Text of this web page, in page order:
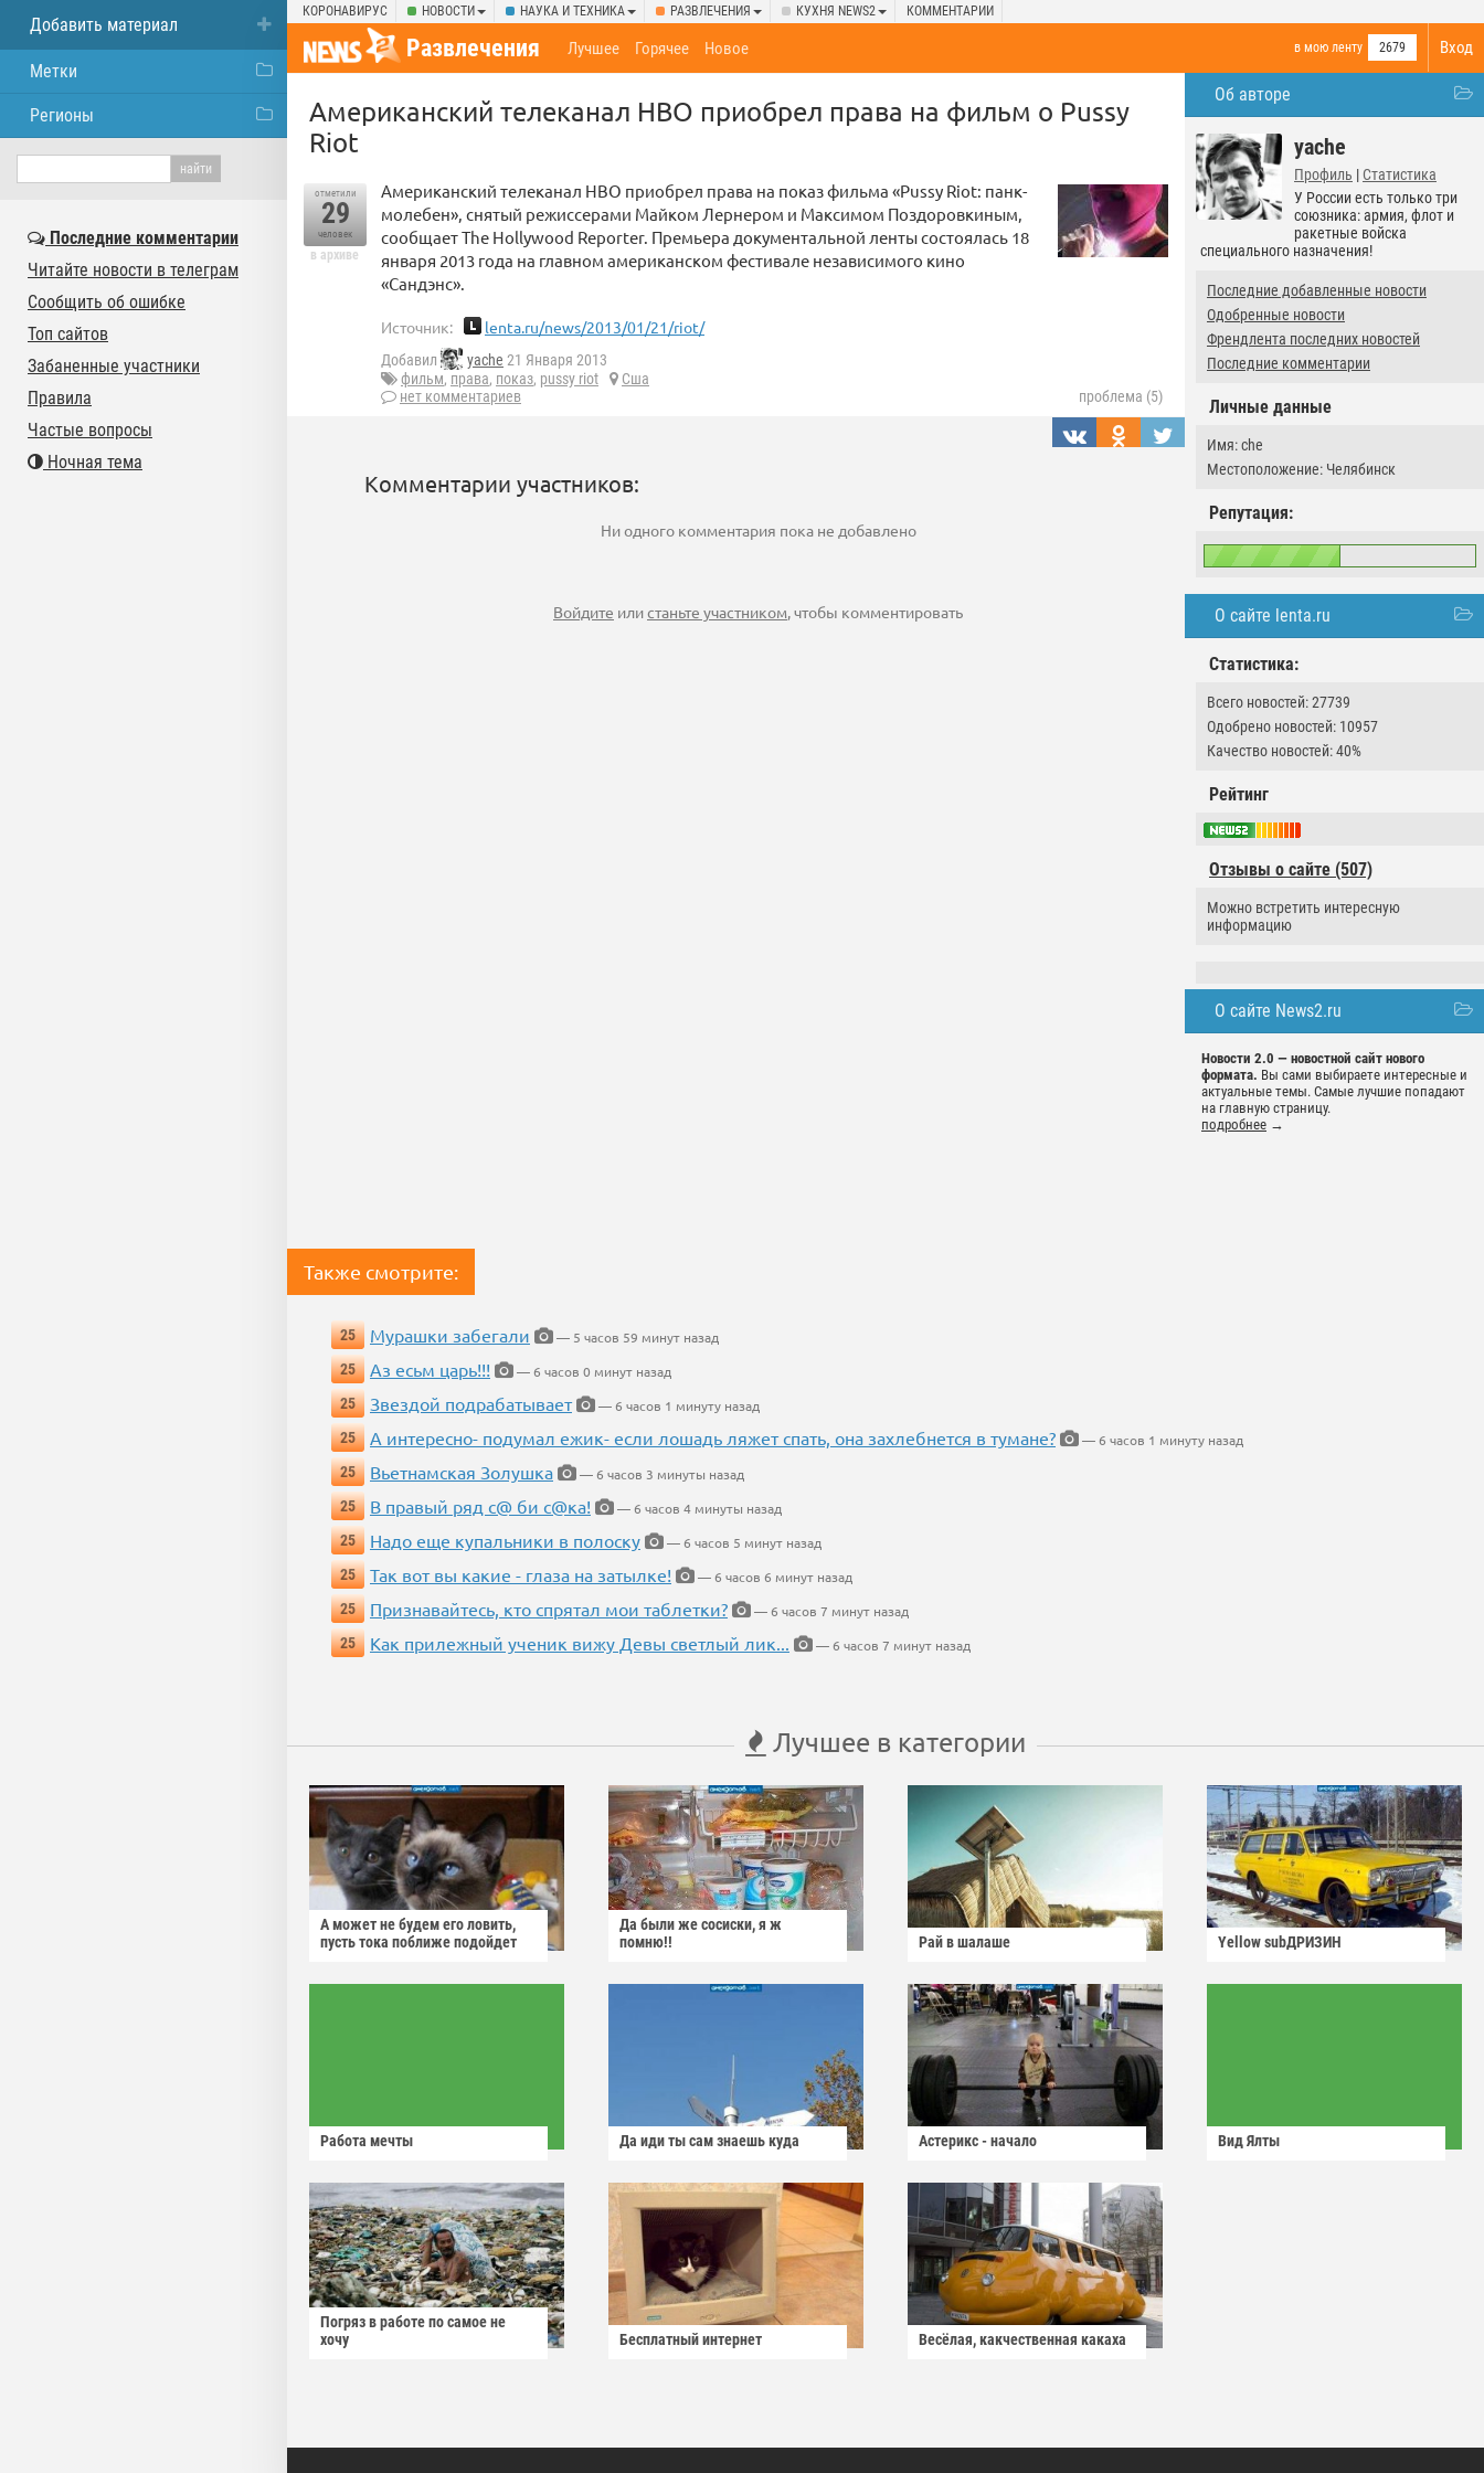
КОРОНАВИРУС НОВОСТИ НАУКА И ТЕХНИКА РАЗВЛЕЧЕНИЯ КУХНЯ NEWS2 КОММЕНТАРИИ
Вход
Развлечения в мою ленту 2679
Лучшее Горячее Новое
Об авторе
yache
Профиль | Статистика
У России есть только три
союзника: армия, флот и
ракетные войска
специального назначения!
Последние добавленные новости
Одобренные новости
Френдлента последних новостей
Последние комментарии
Личные данные
Имя: che
Местоположение: Челябинск
Репутация:
О сайте lenta.ru
Статистика:
Всего новостей: 27739
Одобрено новостей: 10957
Качество новостей: 40%
Рейтинг
Отзывы о сайте (507)
Можно встретить интересную
информацию
О сайте News2.ru
Новости 2.0 — новостной сайт нового
формата. Вы сами выбираете интересные и
актуальные темы. Самые лучшие попадают
на главную страницу.
подробнее →
Американский телеканал HBO приобрел права на фильм о Pussy
Riot
отметили
29
человек
в архиве
Американский телеканал HBO приобрел права на показ фильма «Pussy Riot: панк-
молебен», снятый режиссерами Майком Лернером и Максимом Поздоровкиным,
сообщает The Hollywood Reporter. Премьера документальной ленты состоялась 18
января 2013 года на главном американском фестивале независимого кино
«Сандэнс».
Источник: lenta.ru/news/2013/01/21/riot/
Добавил yache 21 Января 2013
фильм, права, показ, pussy riot
Сша
нет комментариев
проблема (5)
Комментарии участников:
Ни одного комментария пока не добавлено
Войдите илистаньте участником, чтобы комментировать
Также смотрите:
25 Мурашки забегали
— 5 часов 59 минут назад
25
Аз есьм царь!!!
— 6 часов 0 минут назад
25
Звездой подрабатывает
— 6 часов 1 минуту назад
25
А интересно- подумал ежик- если лошадь ляжет спать, она захлебнется в тумане?
— 6 часов 1 минуту назад
25
Вьетнамская Золушка
— 6 часов 3 минуты назад
25
В правый ряд с@ би с@ка!
— 6 часов 4 минуты назад
25
Надо еще купальники в полоску
— 6 часов 5 минут назад
25
Так вот вы какие - глаза на затылке!
— 6 часов 6 минут назад
25
Признавайтесь, кто спрятал мои таблетки?
— 6 часов 7 минут назад
25
Как прилежный ученик вижу Девы светлый лик... — 6 часов 7 минут назад
Лучшее в категории
А может не будем его ловить,
пусть тока поближе подойдет
Да были же сосиски, я ж
помню!!
Рай в шалаше Yellow subДРИЗИН
Работа мечты Да иди ты сам знаешь куда Астерикс - начало Вид Ялты
Погряз в работе по самое не
хочу
Бесплатный интернет Весёлая, какчественная какаха
Добавить материал
Метки
Регионы
Последние комментарии
Читайте новости в телеграм
Сообщить об ошибке
Топ сайтов
Забаненные участники
Правила
Частые вопросы
Ночная тема